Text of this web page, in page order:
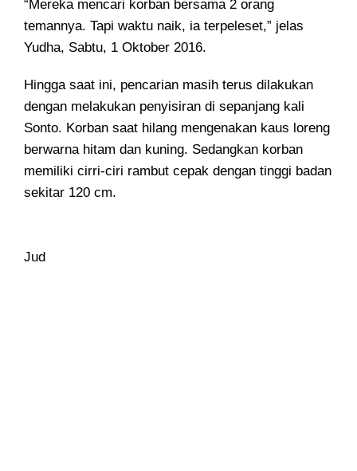
“Mereka mencari korban bersama 2 orang
temannya. Tapi waktu naik, ia terpeleset,” jelas
Yudha, Sabtu, 1 Oktober 2016.
Hingga saat ini, pencarian masih terus dilakukan
dengan melakukan penyisiran di sepanjang kali
Sonto. Korban saat hilang mengenakan kaus loreng
berwarna hitam dan kuning. Sedangkan korban
memiliki cirri-ciri rambut cepak dengan tinggi badan
sekitar 120 cm.
Jud